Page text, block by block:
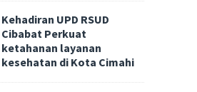
Kehadiran UPD RSUD
Cibabat Perkuat
ketahanan layanan
kesehatan di Kota Cimahi